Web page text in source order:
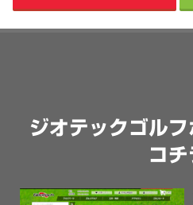
ジオテックゴル
コチ